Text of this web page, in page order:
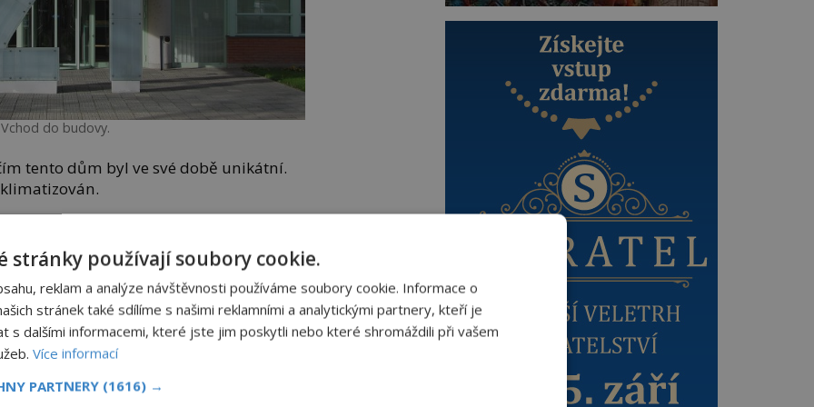
Vchod do budovy.
tento dům byl ve své době unikátní.
budovy postavena kolejnicová římsa,
vozík, který se dokázal po fasádě
45 stupňů.
stránky používají soubory cookie.
reklam a analýze návštěvnosti používáme soubory cookie. Informace o
stránek také sdílíme s našimi reklamními a analytickými partnery, kteří je
s dalšími informacemi, které jste jim poskytli nebo které shromáždili při vašem
Více informací
PARTNERY (1616) →